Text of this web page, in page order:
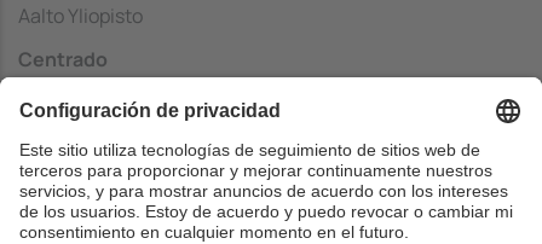
Aalto Yliopisto
Centrado
Finlandia
Web